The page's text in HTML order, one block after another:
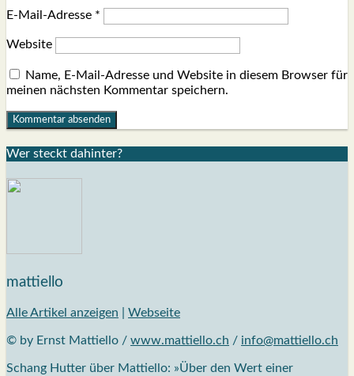
E-Mail-Adresse *
Website
Name, E-Mail-Adresse und Website in diesem Browser für
meinen nächsten Kommentar speichern.
Wer steckt dahin­ter?
mattiello
Alle Artikel anzeigen Webseite
© by Ernst Mattiello / www.mattiello.ch / info@mattiello.ch
Schang Hutter über Mattiello: »Über den Wert einer